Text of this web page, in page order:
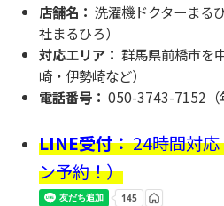
店舗名： 洗濯機ドクターまる
社まるひろ）
対応エリア： 群馬県前橋市を
崎・伊勢崎など）
電話番号： 050-3743-7152（
LINE受付：24時間対応
ン予約！）